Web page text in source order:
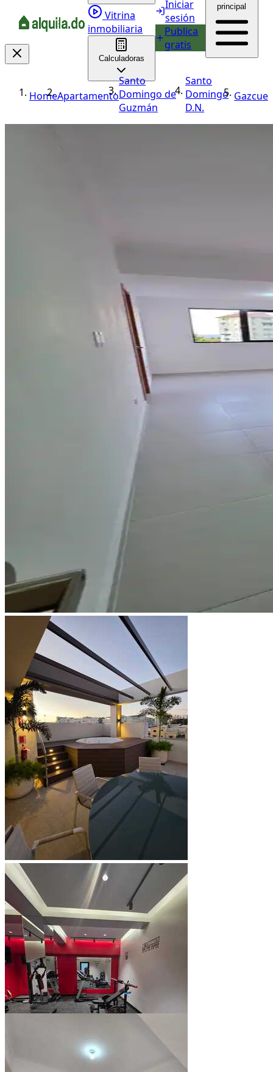
Vitrina
inmobiliaria
Calculadoras
Iniciar
sesión
Publica
gratis
principal
HomeApartamento
Santo
Domingo de
Guzmán
Santo
Domingo
D.N.
Gazcue